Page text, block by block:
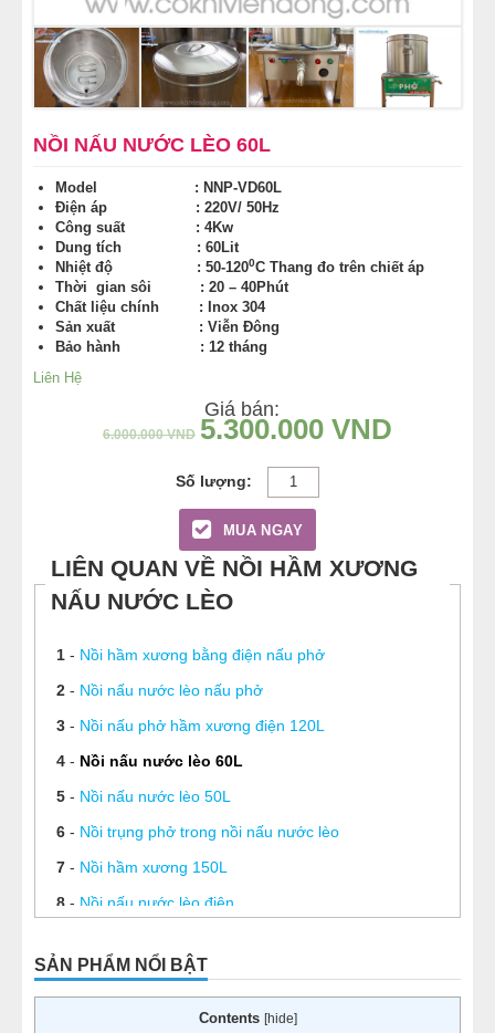
NỒI NẤU NƯỚC LÈO 60L
Model : NNP-VD60L
Điện áp : 220V/ 50Hz
Công suất : 4Kw
Dung tích : 60Lit
Nhiệt độ : 50-1200C Thang đo trên chiết áp
Thời gian sôi : 20 – 40Phút
Chất liệu chính : Inox 304
Sản xuất : Viễn Đông
Bảo hành : 12 tháng
Liên Hệ
Giá bán:
6.000.000VND 5.300.000 VND
MUA NGAY
LIÊN QUAN VỀ NỒI HẦM XƯƠNG
NẤU NƯỚC LÈO
1- Nồi hầm xương bằng điện nấu phở
2- Nồi nấu nước lèo nấu phở
3- Nồi nấu phở hầm xương điện 120L
4- Nồi nấu nước lèo 60L
5- Nồi nấu nước lèo 50L
6- Nồi trụng phở trong nồi nấu nước lèo
7- Nồi hầm xương 150L
8- Nồi nấu nước lèo điện
10 -Nồi nước lèo 2 ngăn
Nồi nấu nước lèo bằng than và những hệ lụy “đáng
SẢN PHẨM NỔI BẬT
Contents [hide]
NỒI NẤU PHỞ TRUNG QUỐC
NỒI NẤU CÔNG NGHIỆP
THIẾT BỊ NHÀ BẾP
THIẾT BỊ KHÁC